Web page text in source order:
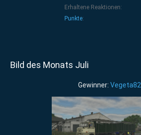
Erhaltene Reaktionen
Punkte
Bild des Monats Juli
Gewinner: Vegeta82